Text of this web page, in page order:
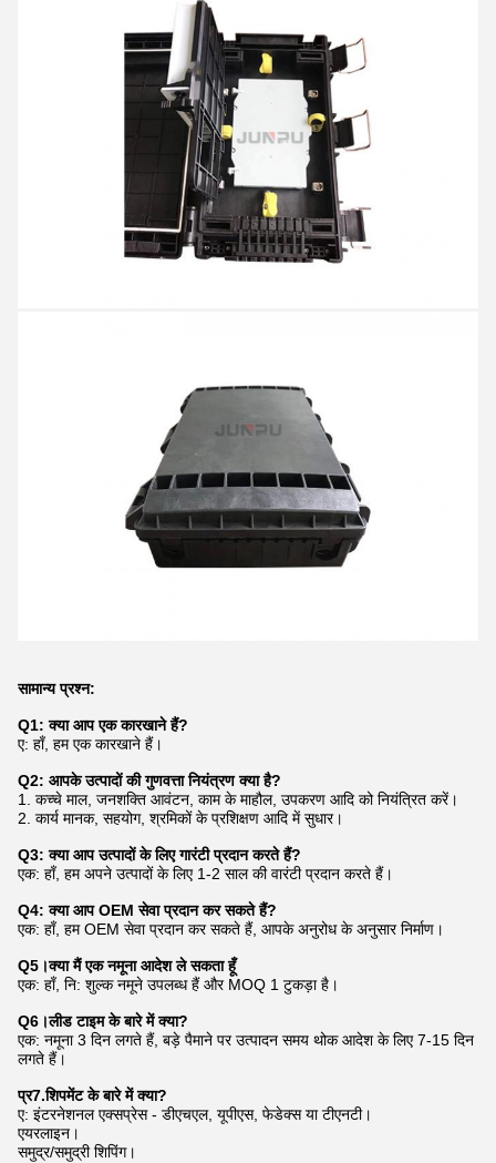
सामान्य प्रश्न:
Q1: क्या आप एक कारखाने हैं?
ए: हाँ, हम एक कारखाने हैं।
Q2: आपके उत्पादों की गुणवत्ता नियंत्रण क्या है?
1. कच्चे माल, जनशक्ति आवंटन, काम के माहौल, उपकरण आदि को नियंत्रित करें।
2. कार्य मानक, सहयोग, श्रमिकों के प्रशिक्षण आदि में सुधार।
Q3: क्या आप उत्पादों के लिए गारंटी प्रदान करते हैं?
एक: हाँ, हम अपने उत्पादों के लिए 1-2 साल की वारंटी प्रदान करते हैं।
Q4: क्या आप OEM सेवा प्रदान कर सकते हैं?
एक: हाँ, हम OEM सेवा प्रदान कर सकते हैं, आपके अनुरोध के अनुसार निर्माण।
Q5।क्या मैं एक नमूना आदेश ले सकता हूँ
एक: हाँ, नि: शुल्क नमूने उपलब्ध हैं और MOQ 1 टुकड़ा है।
Q6।लीड टाइम के बारे में क्या?
एक: नमूना 3 दिन लगते हैं, बड़े पैमाने पर उत्पादन समय थोक आदेश के लिए 7-15 दिन
लगते हैं।
प्र7.शिपमेंट के बारे में क्या?
ए: इंटरनेशनल एक्सप्रेस - डीएचएल, यूपीएस, फेडेक्स या टीएनटी।
एयरलाइन।
समुद्र/समुद्री शिपिंग।